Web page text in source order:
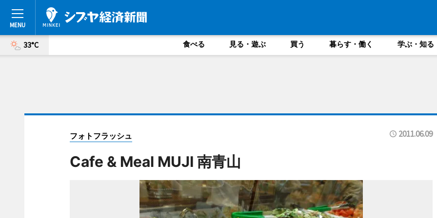
33°C 食べる 見る・遊ぶ 買う 暮らす・働く 学ぶ・知る
フォトフラッシュ 2011.06.09
Cafe & Meal MUJI 南青山